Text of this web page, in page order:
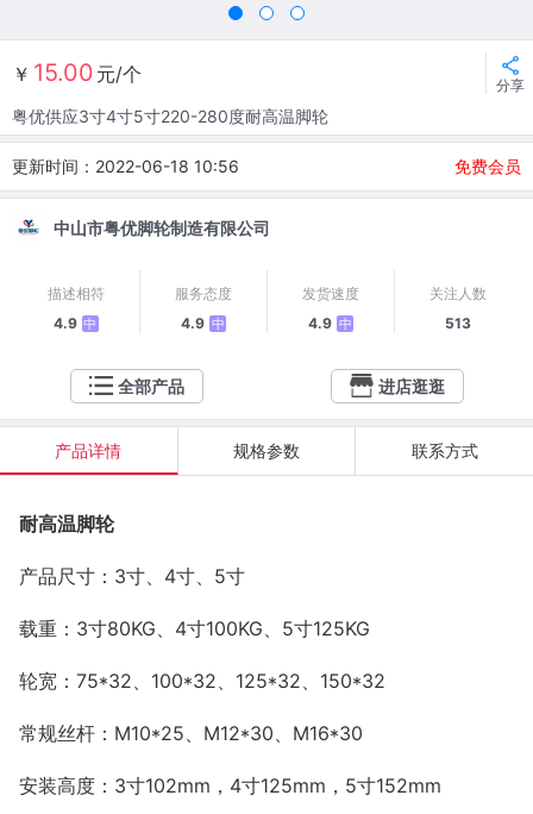
￥ 15.00 元/个 分享
粤优供应3寸4寸5寸220-280度耐高温脚轮
更新时间：2022-06-18 10:56 免费会员
中山市粤优脚轮制造有限公司
描述相符
4.9 中
服务态度
4.9 中
发货速度
4.9 中
关注人数
513
全部产品 进店逛逛
产品详情 规格参数 联系方式
耐高温脚轮
产品尺寸： 3寸、 4寸、 5寸
载重： 3寸80KG、 4寸100KG、 5寸125KG
轮宽： 75*32、 100*32、 125*32、 150*32
常规丝杆： M10*25、 M12*30、 M16*30
安装高度： 3寸102mm ， 4寸125mm ， 5寸152mm